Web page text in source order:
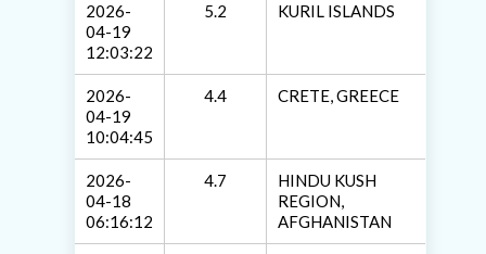
2026-
04-19
12:03:22
5.2 KURIL ISLANDS
2026-
04-19
10:04:45
4.4 CRETE, GREECE
2026-
04-18
06:16:12
4.7
HINDU KUSH
REGION,
AFGHANISTAN